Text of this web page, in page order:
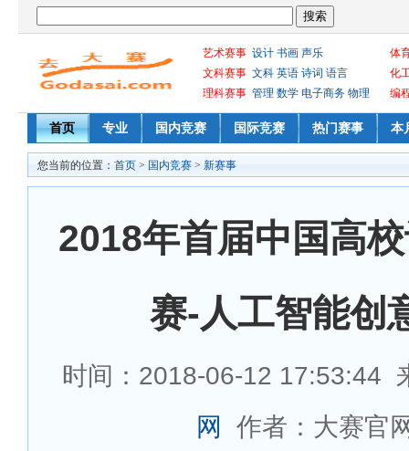
艺术赛事 设计 书画 声乐
文科赛事 文科 英语 诗词 语言
理科赛事 管理 数学 电子商务 物理
体
化
编
首页 专业 国内竞赛 国际竞赛 热门赛事 本
您当前的位置： 首页 > 国内竞赛 > 新赛事
2018年首届中国高
赛-人工智能创
时间：2018-06-12 17:53:44
网
作者：大赛官